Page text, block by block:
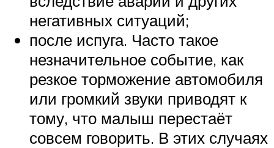
негативных ситуаций;
после испуга. Часто такое
незначительное событие, как
резкое торможение автомобиля
или громкий звуки приводят к
тому, что малыш перестаёт
совсем говорить. В этих случаях